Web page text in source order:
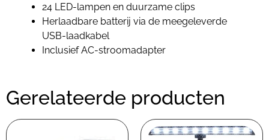
24 LED-lampen en duurzame clips
Herlaadbare batterij via de meegeleverde
USB-laadkabel
Inclusief AC-stroomadapter
Gerelateerde producten